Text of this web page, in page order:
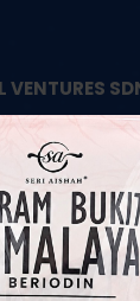
VENTURES
Bukit Asli